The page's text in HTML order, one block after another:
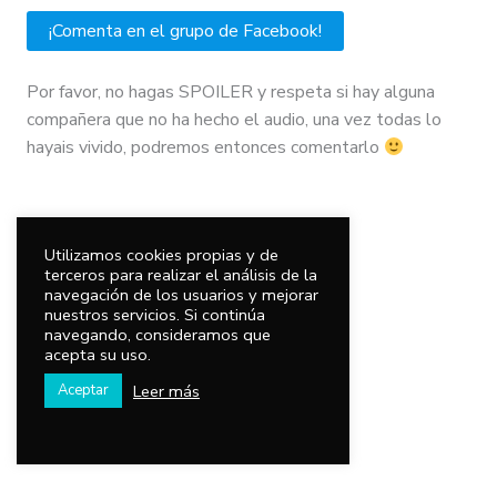
¡Comenta en el grupo de Facebook!
​Por favor, no hagas SPOILER y respeta si hay alguna
compañera que no ha hecho el audio, una vez todas lo
hayais vivido, podremos entonces comentarlo
Deja tu comentario
Utilizamos cookies propias y de
terceros para realizar el análisis de la
navegación de los usuarios y mejorar
nuestros servicios. Si continúa
navegando, consideramos que
acepta su uso.
Aceptar Leer más